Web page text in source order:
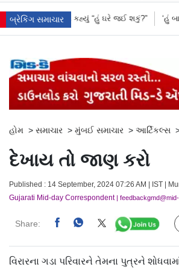
બ્રેકિંગ સમાચાર
‘હું બાબા બાગેશ્વર નથી...’: IIT દિલ્હીમાં
હોમ > સમાચાર > મુંબઈ સમાચાર > આર્ટિકલ્સ
દેખાય તો જાણ કરો
Published : 14 September, 2024 07:26 AM | IST |
Gujarati Mid-day Correspondent|
Share:
વિરારના ગડા પરિવારને તેમના પુત્રને